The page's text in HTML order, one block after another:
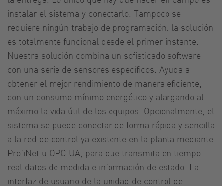
instalar el sistema y conectarlo. Tampoco se
requiere ningún trabajo de programación: la solución
es totalmente funcional desde el primer instante.
Nuestra solución combina un sofisticado software
con una serie de sensores específicos. Ayuda a
obtener el mejor rendimiento de manera eficiente,
con un consumo mínimo energético y alargando al
máximo la vida útil de los equipos. Opcionalmente, el
sistema se puede conectar de forma rápida y sencilla
a la red de control ya existente en la planta mediante
ProfiNet u OPC UA, para que transmita en tiempo
real datos de medida e información de estado. La
interfaz de usuario de la unidad de control de